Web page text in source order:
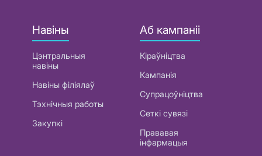
Навіны
Цэнтральныя
навіны
Навіны філіялаў
Тэхнічныя работы
Закупкі
Аб кампаніі
Кіраўніцтва
Кампанія
Супрацоўніцтва
Сеткі сувязі
Прававая
інфармацыя